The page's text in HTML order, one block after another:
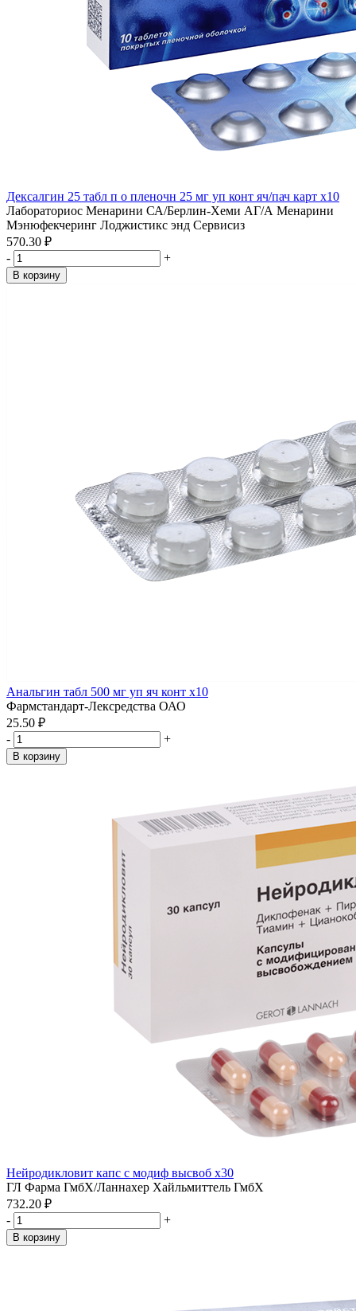
Дексалгин 25 табл п о пленочн 25 мг уп конт яч/пач карт x10
Лабораториос Менарини СА/Берлин-Хеми АГ/А Менарини
Мэнюфекчеринг Лоджистикс энд Сервисиз
570.30 ₽
-
+
В корзину
Анальгин табл 500 мг уп яч конт x10
Фармстандарт-Лексредства ОАО
25.50 ₽
-
+
В корзину
Нейродикловит капс с модиф высвоб x30
ГЛ Фарма ГмбХ/Ланнахер Хайльмиттель ГмбХ
732.20 ₽
-
+
В корзину